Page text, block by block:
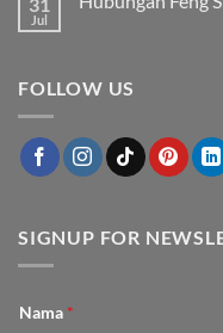
tahun
Mungil
dan
Estetik
Jul
Hubungan
Furniture
FOLLOW US
SIGNUP FOR
Nama *